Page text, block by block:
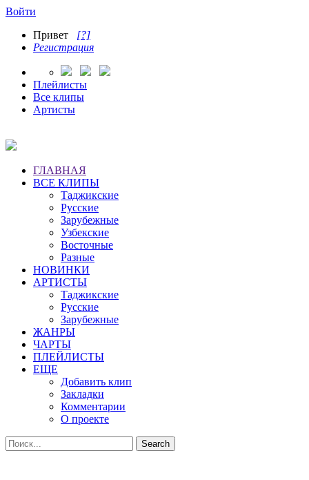
Войти
Привет [?]
Регистрация
Плейлисты
Все клипы
Артисты
ГЛАВНАЯ
ВСЕ КЛИПЫ
Таджикские
Русские
Зарубежные
Узбекские
Восточные
Разные
НОВИНКИ
АРТИСТЫ
Таджикские
Русские
Зарубежные
ЖАНРЫ
ЧАРТЫ
ПЛЕЙЛИСТЫ
ЕЩЕ
Добавить клип
Закладки
Комментарии
О проекте